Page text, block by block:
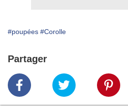
#poupées #Corolle
Partager